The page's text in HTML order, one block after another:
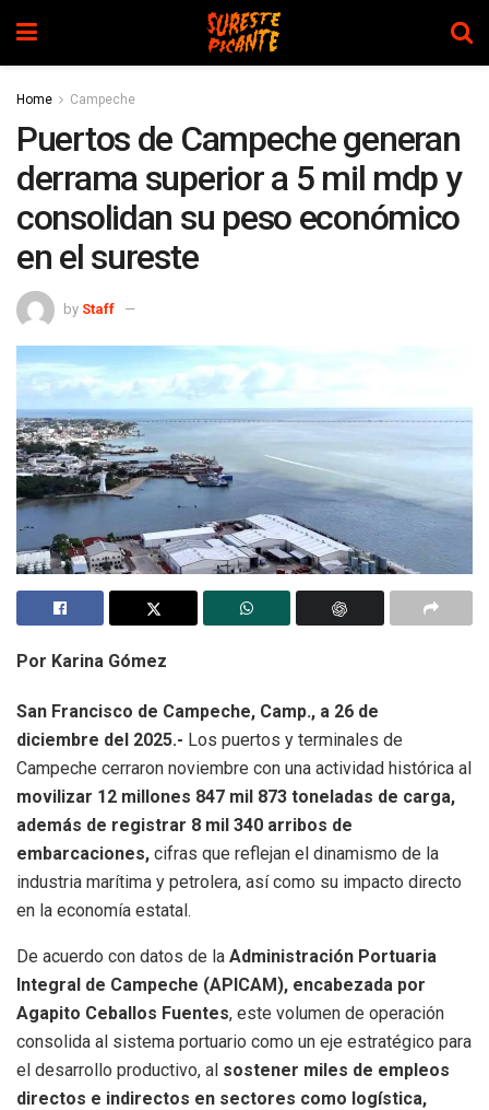
Home Campeche
Puertos de Campeche generan
derrama superior a 5 mil mdp y
consolidan su peso económico
en el sureste
by Staff
Por Karina Gómez
San Francisco de Campeche, Camp., a 26 de
diciembre del 2025.- Los puertos y terminales de
Campeche cerraron noviembre con una actividad histórica al
movilizar 12 millones 847 mil 873 toneladas de carga,
además de registrar 8 mil 340 arribos de
embarcaciones, cifras que reflejan el dinamismo de la
industria marítima y petrolera, así como su impacto directo
en la economía estatal.
De acuerdo con datos de la Administración Portuaria
Integral de Campeche (APICAM), encabezada por
Agapito Ceballos Fuentes, este volumen de operación
consolida al sistema portuario como un eje estratégico para
el desarrollo productivo, al sostener miles de empleos
directos e indirectos en sectores como logística,